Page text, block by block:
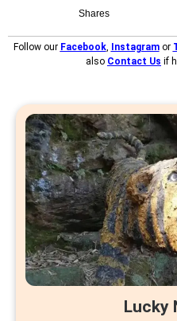
Shares
Follow our Facebook, Instagramor
also Contact Us if
Lucky